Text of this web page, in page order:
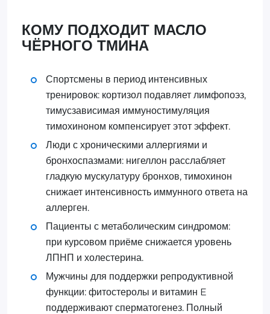
КОМУ ПОДХОДИТ МАСЛО
ЧЁРНОГО ТМИНА
Спортсмены в период интенсивных
тренировок: кортизол подавляет лимфопоэз,
тимусзависимая иммуностимуляция
тимохиноном компенсирует этот эффект.
Люди с хроническими аллергиями и
бронхоспазмами: нигеллон расслабляет
гладкую мускулатуру бронхов, тимохинон
снижает интенсивность иммунного ответа на
аллерген.
Пациенты с метаболическим синдромом:
при курсовом приёме снижается уровень
ЛПНП и холестерина.
Мужчины для поддержки репродуктивной
функции: фитостеролы и витамин E
поддерживают сперматогенез. Полный